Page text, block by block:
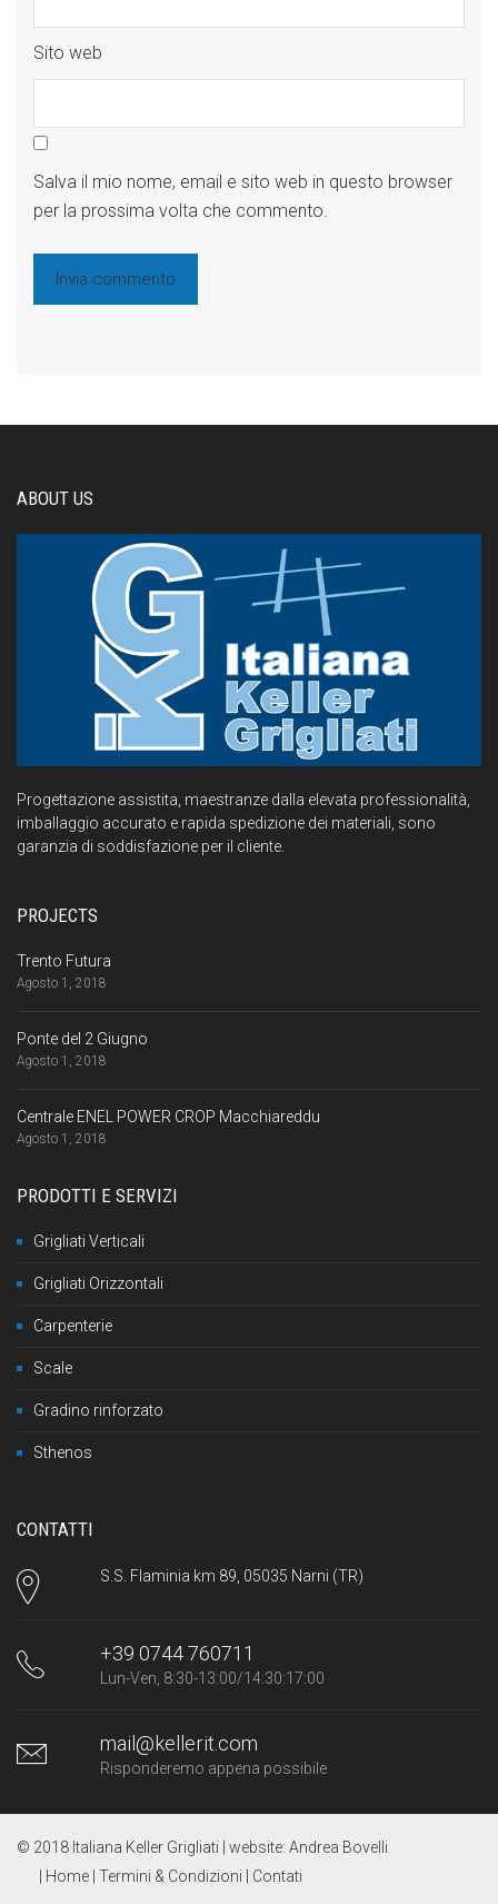
Sito web
Salva il mio nome, email e sito web in questo browser
per la prossima volta che commento.
ABOUT US
Progettazione assistita, maestranze dalla elevata professionalità,
imballaggio accurato e rapida spedizione dei materiali, sono
garanzia di soddisfazione per il cliente.
PROJECTS
Trento Futura
Agosto 1, 2018
Ponte del 2 Giugno
Agosto 1, 2018
Centrale ENEL POWER CROP Macchiareddu
Agosto 1, 2018
PRODOTTI E SERVIZI
Grigliati Verticali
Grigliati Orizzontali
Carpenterie
Scale
Gradino rinforzato
Sthenos
CONTATTI
S.S. Flaminia km 89, 05035 Narni (TR)
+39 0744 760711
Lun-Ven, 8:30-13:00/14:30:17:00
mail@kellerit.com
Risponderemo appena possibile
© 2018 Italiana Keller Grigliati | website: Andrea Bovelli
| Home | Termini & Condizioni | Contati